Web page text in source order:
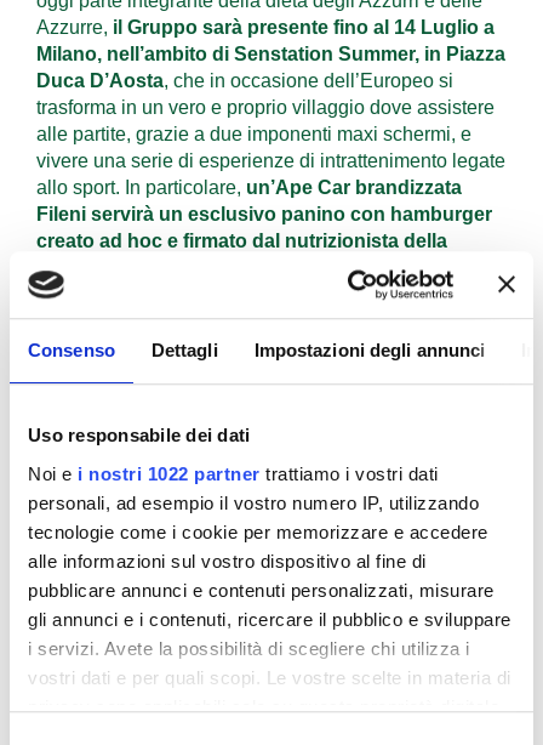
Consenso Dettagli Impostazioni degli annunci
Uso responsabile dei dati
Noi e i nostri 1022 partner trattiamo i vostri dati
personali, ad esempio il vostro numero IP, utilizzando
tecnologie come i cookie per memorizzare e accedere
alle informazioni sul vostro dispositivo al fine di
pubblicare annunci e contenuti personalizzati, misurare
gli annunci e i contenuti, ricercare il pubblico e sviluppare
i servizi. Avete la possibilità di scegliere chi utilizza i
vostri dati e per quali scopi. Le vostre scelte in materia di
privacy sono applicabili solo su questa proprietà digitale
Azzurre, il Gruppo sarà presente fino al 14 Luglio a
Milano, nell’ambito di Senstation Summer, in Piazza
Duca D’Aosta, che in occasione dell’Europeo si
trasforma in un vero e proprio villaggio dove assistere
alle partite, grazie a due imponenti maxi schermi, e
vivere una serie di esperienze di intrattenimento legate
allo sport. In particolare, un’Ape Car brandizzata
Fileni servirà un esclusivo panino con hamburger
creato ad hoc e firmato dal nutrizionista della
Nazionale Italiana di Calcio, Matteo Pincella
seconda e terza partita degli Azzurri, Fileni si
affiancherà ancora una volta al mondo dello sport –
solidarietà e l’inclusione – e, nell’ambito delle
manifestazioni a sostegno di Pesaro quale Capitale
Italiana della Cultura 2024, sarà presente con un food
truck in Piazzale Gabriele D’Annunzio, proponendo ai
visitatori una selezione dei propri prodotti alla griglia,
con un occhio rivolto anche alla solidarietà:
hamburger, spiedini, arrosticini e salsicce verranno
infatti tutti cotti al momento e a fine giornata tutte le
eccedenze alimentari verranno integralmente
recuperate dalla Fondazione Banco Alimentare
Marche ETS e distribuite alle associazioni partner del